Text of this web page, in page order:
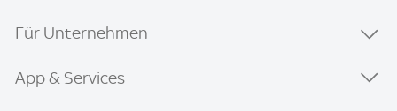
Für Unternehmen
App & Services